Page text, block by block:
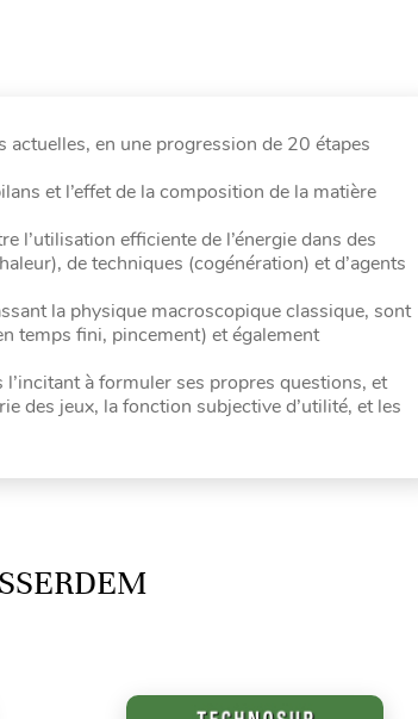
actuelles, en une progression de 20 étapes
et l’effet de la composition de la matière
l’utilisation efficiente de l’énergie dans des
de techniques (cogénération) et d’agents
la physique macroscopique classique, sont
temps fini, pincement) et également
à formuler ses propres questions, et
des jeux, la fonction subjective d’utilité, et les